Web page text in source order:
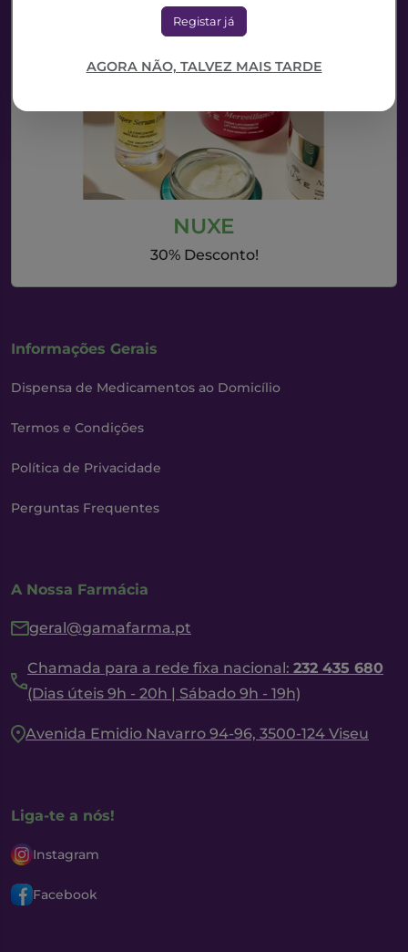
Registar já
AGORA NÃO, TALVEZ MAIS TARDE
NUXE
30% Desconto!
Informações Gerais
Dispensa de Medicamentos ao Domicílio
Termos e Condições
Política de Privacidade
Perguntas Frequentes
A Nossa Farmácia
geral@gamafarma.pt
Chamada para a rede fixa nacional: 232 435 680
(Dias úteis 9h - 20h | Sábado 9h - 19h)
Avenida Emidio Navarro 94-96, 3500-124 Viseu
Liga-te a nós!
Instagram
Facebook